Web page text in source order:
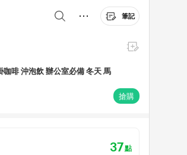
筆記
啡 沖泡飲 辦公室必備 冬天 馬
搶購
37點